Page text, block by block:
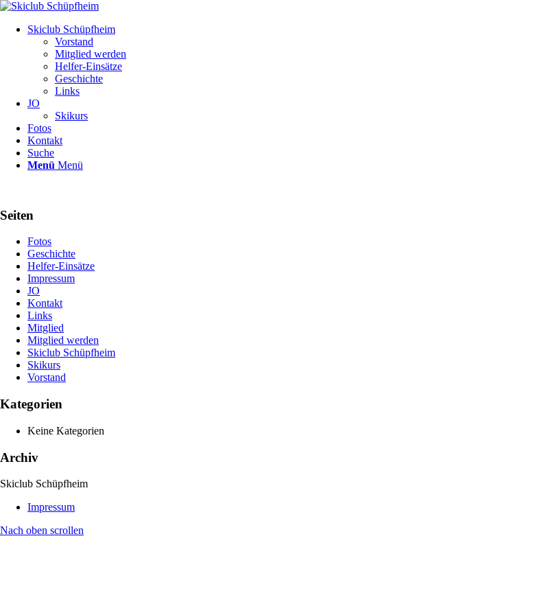
Skiclub Schüpfheim
Vorstand
Mitglied werden
Helfer-Einsätze
Geschichte
Links
JO
Skikurs
Fotos
Kontakt
Suche
Menü Menü
Seiten
Fotos
Geschichte
Helfer-Einsätze
Impressum
JO
Kontakt
Links
Mitglied
Mitglied werden
Skiclub Schüpfheim
Skikurs
Vorstand
Kategorien
Keine Kategorien
Archiv
Skiclub Schüpfheim
Impressum
Nach oben scrollen